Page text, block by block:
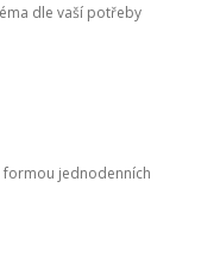
dle vaší potřeby
jednodenních